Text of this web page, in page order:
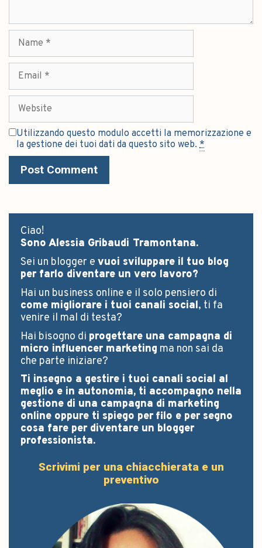
Utilizzando questo modulo accetti la memorizzazione e
la gestione dei tuoi dati da questo sito web. *
Ciao!
Sono Alessia Gribaudi Tramontana.
Sei un blogger e vuoi sviluppare il tuo blog
per farlo diventare un vero lavoro?
Hai un business online e il solo pensiero di
come migliorare i tuoi canali social, ti fa
venire il mal di testa?
Hai bisogno di progettare una campagna di
micro influencer marketing ma non sai da
che parte iniziare?
Ti insegno a gestire i tuoi canali social al
meglio e in autonomia, ti accompagno nella
gestione di una campagna di marketing
online oppure ti spiego per filo e per segno
cosa fare per diventare un blogger
professionista.
Scrivimi per una chiacchierata e un
preventivo